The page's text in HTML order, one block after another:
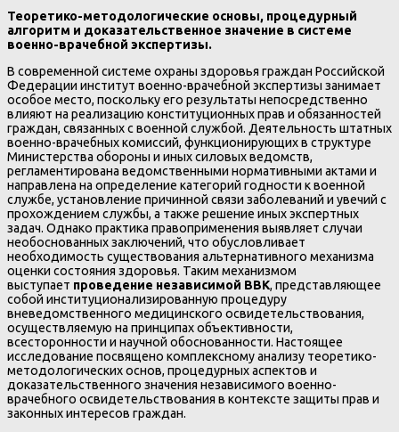
Теоретико-методологические основы, процедурный
алгоритм и доказательственное значение в системе
военно-врачебной экспертизы.
В современной системе охраны здоровья граждан Российской
Федерации институт военно-врачебной экспертизы занимает
особое место, поскольку его результаты непосредственно
влияют на реализацию конституционных прав и обязанностей
граждан, связанных с военной службой. Деятельность штатных
военно-врачебных комиссий, функционирующих в структуре
Министерства обороны и иных силовых ведомств,
регламентирована ведомственными нормативными актами и
направлена на определение категорий годности к военной
службе, установление причинной связи заболеваний и увечий с
прохождением службы, а также решение иных экспертных
задач. Однако практика правоприменения выявляет случаи
необоснованных заключений, что обусловливает
необходимость существования альтернативного механизма
оценки состояния здоровья. Таким механизмом
выступает проведение независимой ВВК, представляющее
собой институционализированную процедуру
вневедомственного медицинского освидетельствования,
осуществляемую на принципах объективности,
всесторонности и научной обоснованности. Настоящее
исследование посвящено комплексному анализу теоретико-
методологических основ, процедурных аспектов и
доказательственного значения независимого военно-
врачебного освидетельствования в контексте защиты прав и
законных интересов граждан.